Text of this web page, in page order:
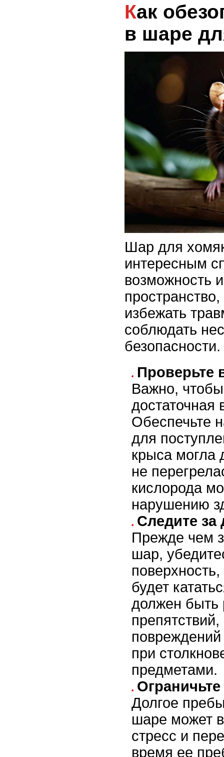
Как обезопасить крысу
в шаре
Шар для
интересным
возможность
избежать
соблюдать
безопасности.
Проверьте
Важно,
достаточная
Обеспечьте
для
крыса могла
не
кислорода
нарушению
Следите
Прежде чем
шар,
будет
должен быть
при
предметами.
Долгое
шаре может
стресс и
время ее